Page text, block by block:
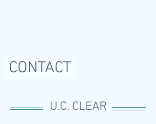
CONTACT
U.C. CLEAR